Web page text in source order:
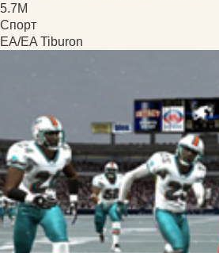
5.7M
Спорт
EA/EA Tiburon